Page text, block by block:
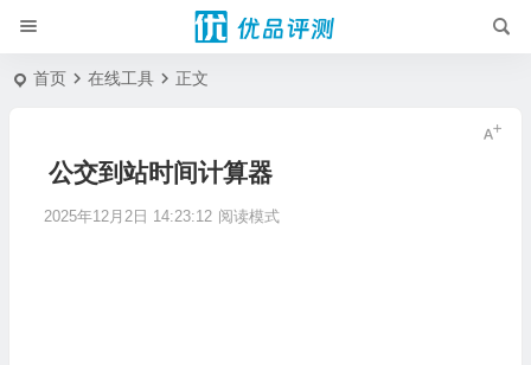
首页 在线工具 正文
公交到站时间计算器
2025年12月2日 14:23:12 阅读模式